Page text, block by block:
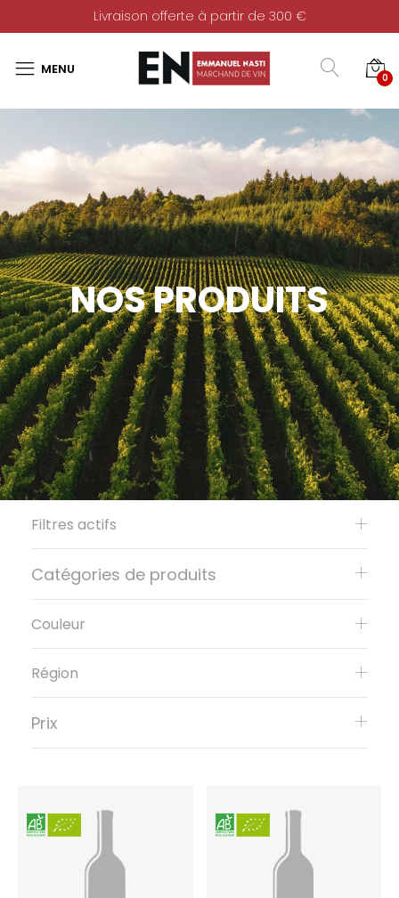
Livraison offerte à partir de 300 €
0
NOS PRODUITS
Filtres actifs
Catégories de produits
Couleur
Région
Prix